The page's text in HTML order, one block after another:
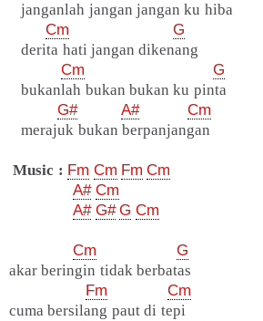
janganlah jangan jangan ku hiba
Cm
G
derita hati jangan dikenang
Cm
G
bukanlah bukan bukan ku pinta
G#
A#
Cm
merajuk bukan berpanjangan
Music : Fm Cm Fm Cm
A# Cm
A# G# G Cm
Cm
G
akar beringin tidak berbatas
Fm
Cm
cuma bersilang paut di tepi